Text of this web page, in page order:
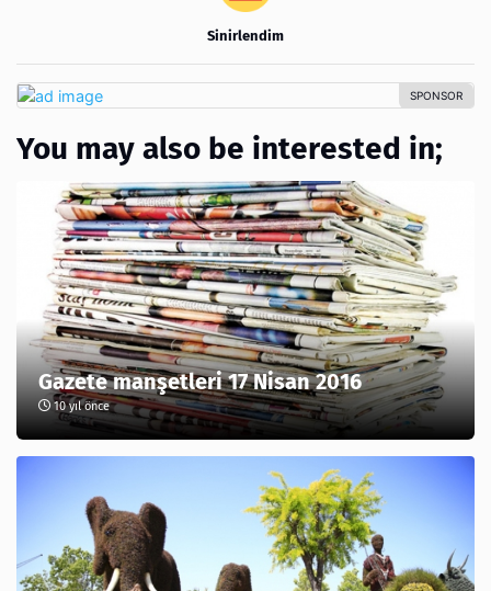
Sinirlendim
You may also be interested in;
Gazete manşetleri 17 Nisan 2016
10 yıl önce